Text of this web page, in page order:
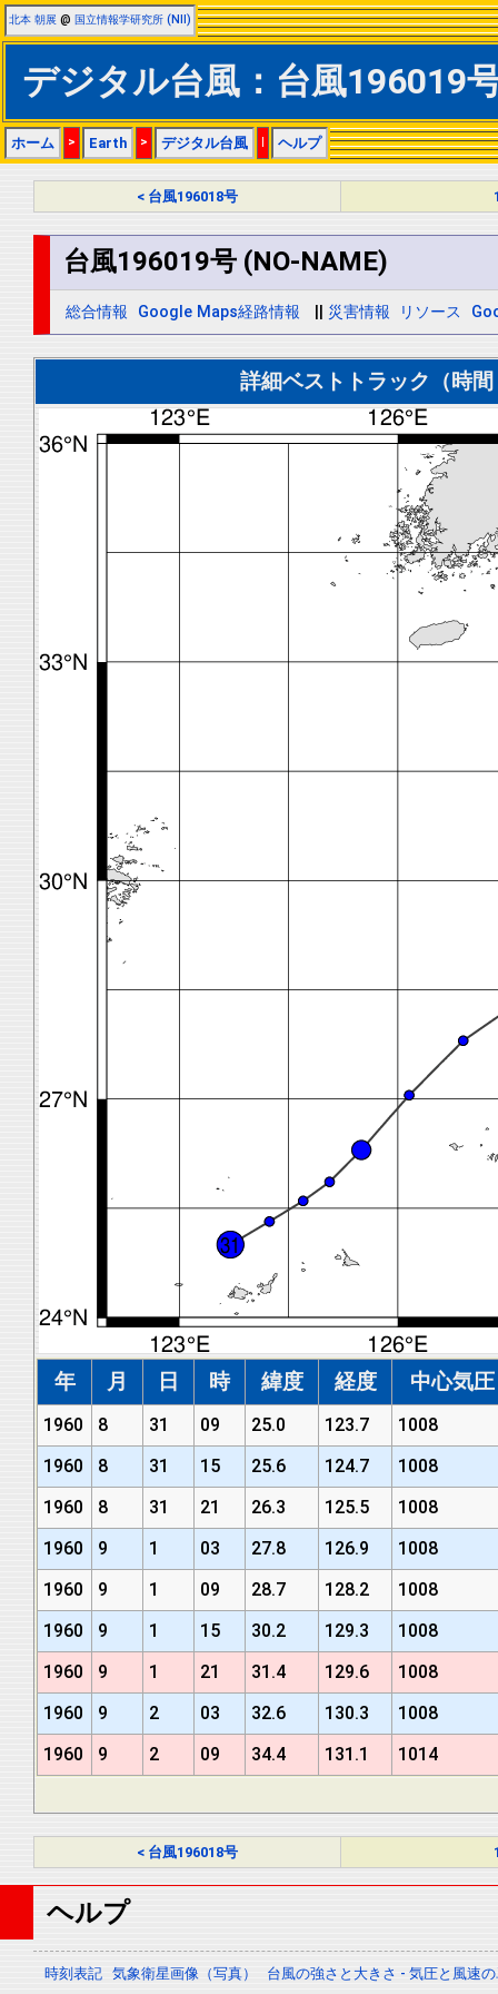
北本 朝展 @ 国立情報学研究所 (NII)
デジタル台風：台風196019
ホーム > Earth > デジタル台風 | ヘルプ
< 台風196018号
台風196019号 (NO-NAME)
総合情報 Google Maps経路情報 災害情報 リソース
詳細ベストトラック（時
年 月 日 時 緯度 経度 中心気
1960 8 31 09 25.0 123.7
1008
1960
8 31 15 25.6 124.7
1008
1960
8 31 21 26.3 125.5
1008
1960
9 1 03 27.8 126.9
1008
1960
9 1 09 28.7 128.2
1008
1960
9 1 15 30.2 129.3
1008
1960
9 1 21 31.4 129.6
1008
1960
9 2 03 32.6 130.3
1008
1960
9 2 09 34.4 131.1 1014
< 台風196018号
ヘルプ
時刻表記 気象衛星画像（写真） 台風の強さと大きさ - 気圧と風速